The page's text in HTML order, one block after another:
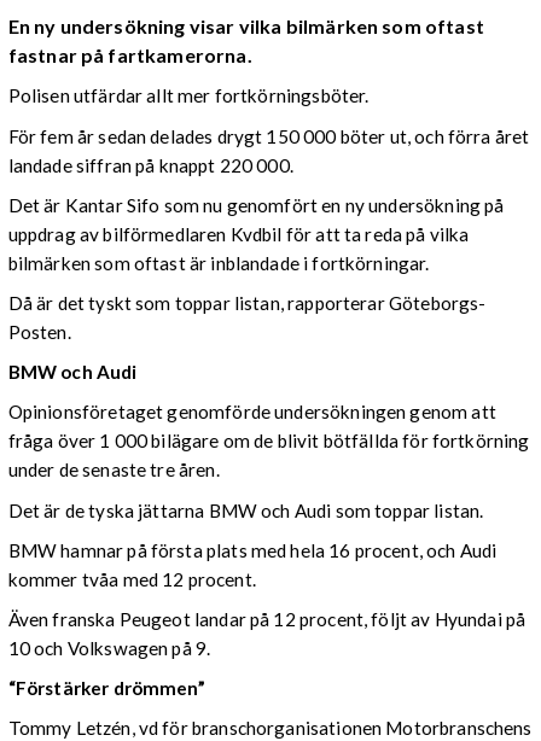
En ny undersökning visar vilka bilmärken som oftast
fastnar på fartkamerorna.
Polisen utfärdar allt mer fortkörningsböter.
För fem år sedan delades drygt 150 000 böter ut, och förra året
landade siffran på knappt 220 000.
Det är Kantar Sifo som nu genomfört en ny undersökning på
uppdrag av bilförmedlaren Kvdbil för att ta reda på vilka
bilmärken som oftast är inblandade i fortkörningar.
Då är det tyskt som toppar listan, rapporterar Göteborgs-
Posten.
BMW och Audi
Opinionsföretaget genomförde undersökningen genom att
fråga över 1 000 bilägare om de blivit bötfällda för fortkörning
under de senaste tre åren.
Det är de tyska jättarna BMW och Audi som toppar listan.
BMW hamnar på första plats med hela 16 procent, och Audi
kommer tvåa med 12 procent.
Även franska Peugeot landar på 12 procent, följt av Hyundai på
10 och Volkswagen på 9.
“Förstärker drömmen”
Tommy Letzén, vd för branschorganisationen Motorbranschens